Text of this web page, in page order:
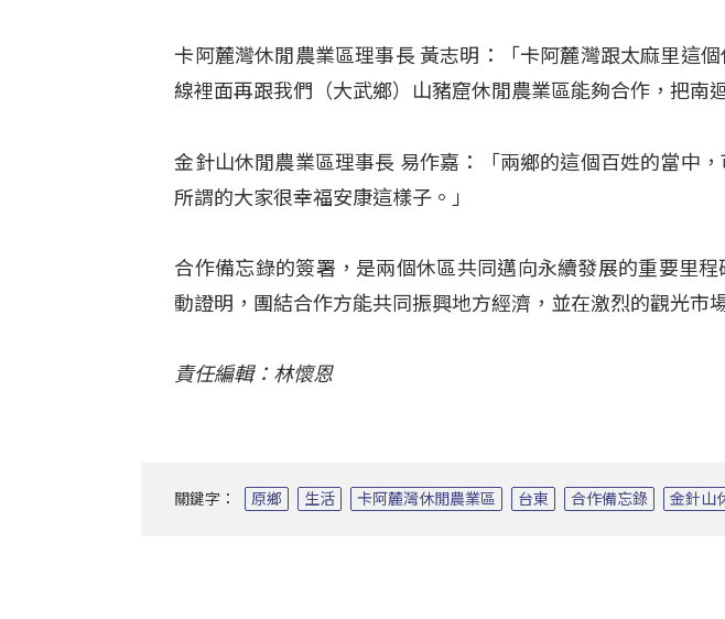
卡阿麓灣休閒農業區理事長 黃志明：「卡阿麓灣跟太麻里這
線裡面再跟我們（大武鄉）山豬窟休閒農業區能夠合作，把南
金針山休閒農業區理事長 易作嘉：「兩鄉的這個百姓的當中
所謂的大家很幸福安康這樣子。」
合作備忘錄的簽署，是兩個休區共同邁向永續發展的重要里
動證明，團結合作方能共同振興地方經濟，並在激烈的觀光市
責任編輯：林懷恩
關鍵字： 原鄉 生活 卡阿麓灣休閒農業區 台東 合作備忘錄 金針山